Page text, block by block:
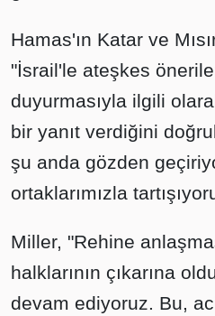
Hamas'ın Katar ve
"İsrail'le ateşkes
duyurmasıyla ilgili
bir yanıt verdiğini
şu anda gözden
ortaklarımızla
Miller, "Rehine
halklarının çıkarına
devam ediyoruz. Bu,